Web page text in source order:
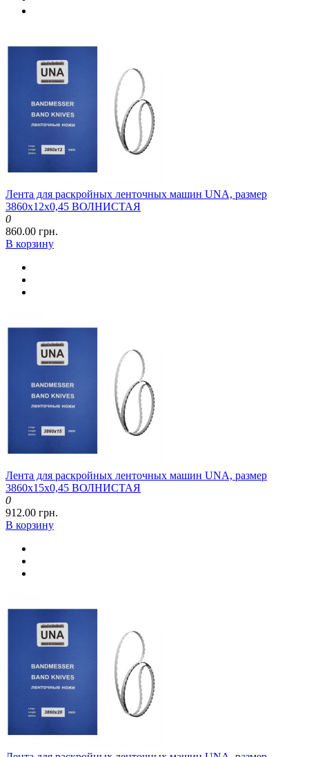
Лента для раскройных ленточных машин UNA, размер
3860x12x0,45 ВОЛНИСТАЯ
0
860.00 грн.
В корзину
Лента для раскройных ленточных машин UNA, размер
3860x15x0,45 ВОЛНИСТАЯ
0
912.00 грн.
В корзину